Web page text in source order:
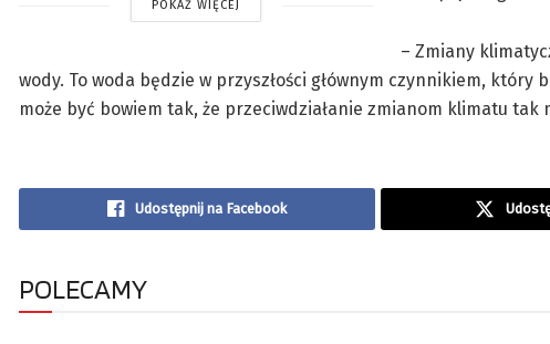
POKAŻ WIĘCEJ
– Zmiany
wody. To woda będzie w przyszłości głównym czynnikiem, który
może być bowiem tak, że przeciwdziałanie zmianom klimatu
Udostępnij na Facebook
POLECAMY